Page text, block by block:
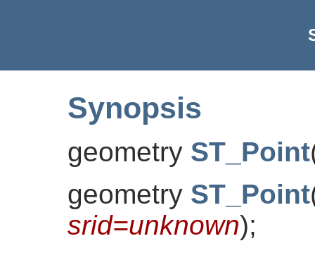
Synopsis
geometry ST_Point
geometry ST_Point
srid=unknown);